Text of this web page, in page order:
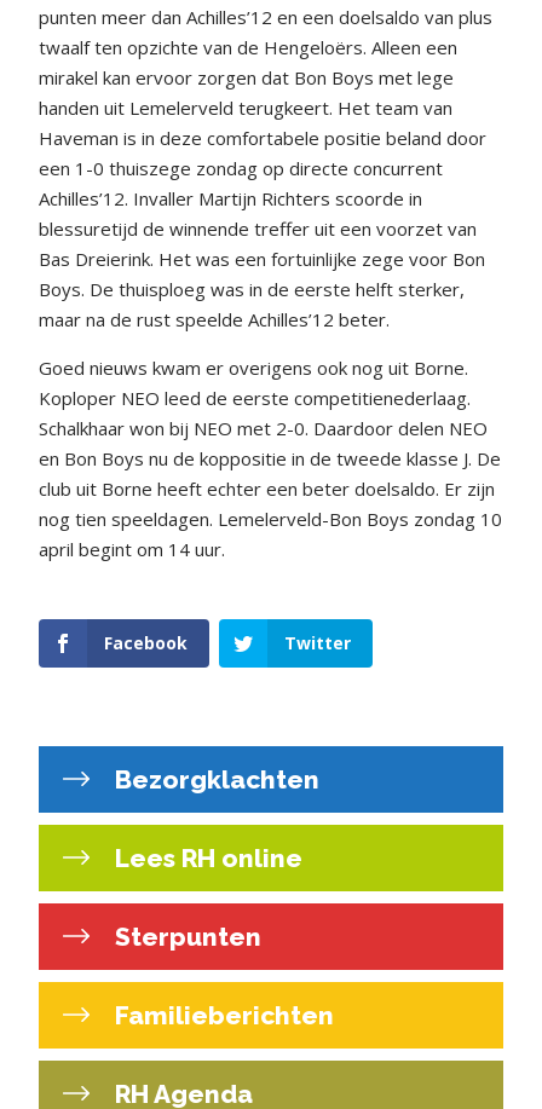
punten meer dan Achilles’12 en een doelsaldo van plus
twaalf ten opzichte van de Hengeloërs. Alleen een
mirakel kan ervoor zorgen dat Bon Boys met lege
handen uit Lemelerveld terugkeert. Het team van
Haveman is in deze comfortabele positie beland door
een 1-0 thuiszege zondag op directe concurrent
Achilles’12. Invaller Martijn Richters scoorde in
blessuretijd de winnende treffer uit een voorzet van
Bas Dreierink. Het was een fortuinlijke zege voor Bon
Boys. De thuisploeg was in de eerste helft sterker,
maar na de rust speelde Achilles’12 beter.
Goed nieuws kwam er overigens ook nog uit Borne.
Koploper NEO leed de eerste competitienederlaag.
Schalkhaar won bij NEO met 2-0. Daardoor delen NEO
en Bon Boys nu de koppositie in de tweede klasse J. De
club uit Borne heeft echter een beter doelsaldo. Er zijn
nog tien speeldagen. Lemelerveld-Bon Boys zondag 10
april begint om 14 uur.
Facebook Twitter
Bezorgklachten
Lees RH online
Sterpunten
Familieberichten
RH Agenda